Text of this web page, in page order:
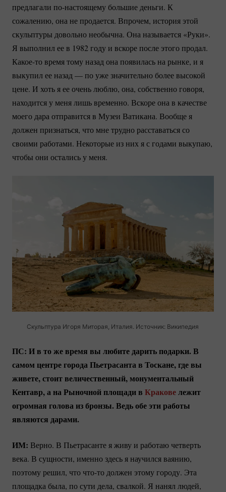
предлагали по-настоящему большие деньги. К
сожалению, она не продается. Впрочем, история этой
скульптуры довольно необычна. Она называется «Руки».
Я выполнил ее в 1982 году и вскоре после этого продал.
Какое-товремя тому назад она появилась на рынке, и я
выкупил ее назад — по уже значительно более высокой
цене. И хоть я ее очень люблю, она, собственно говоря,
находится у меня лишь временно. Вскоре она в качестве
моего дара отправится в Музеи Ватикана. Вообще я
должен признаться, что мне трудно расставаться со
своими работами. Некоторые из них я с годами выкупаю,
чтобы они остались у меня.
Скульптура Игоря Миторая, Италия. Источник: Википедия
ПС: И в то же время вы любите дарить подарки. В
самом центре города Пьетрасанта в Тоскане, где вы
живете, стоит величественный, монументальный
Кентавр, а на Рыночной площади в Краковележит
огромная голова из бронзы. Ведь обе эти работы
являются дарами.
ИМ: Верно. В Пьетрасанте я живу и работаю четверть
века. В сущности, именно здесь я научился ваянию,
поэтому решил, чточто-то должен этому городу. Эта
площадка была, по сути дела, свалкой. Я нанял людей,